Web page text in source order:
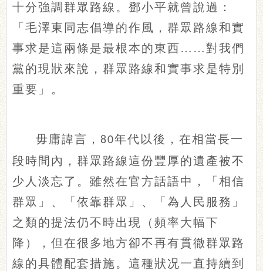
十分強調群眾路線。鄧小平就曾說過：
「毛澤東同志倡導的作風，群眾路線和實
事求是這兩條是最根本的東西……對我們
黨的現狀來說，群眾路線和實事求是特別
重要」。
毋庸諱言， 80年代以後，在相當長一
段時間內，群眾路線這份豐厚的遺產被不
少人淡忘了。雖然在官方話語中，「相信
群眾」、「依靠群眾」、「為人民服務」
之類的提法仍不時出現（頻率大幅下
降），但在很多地方卻不再有貫徹群眾路
線的具體配套措施。這種狀况一直持續到